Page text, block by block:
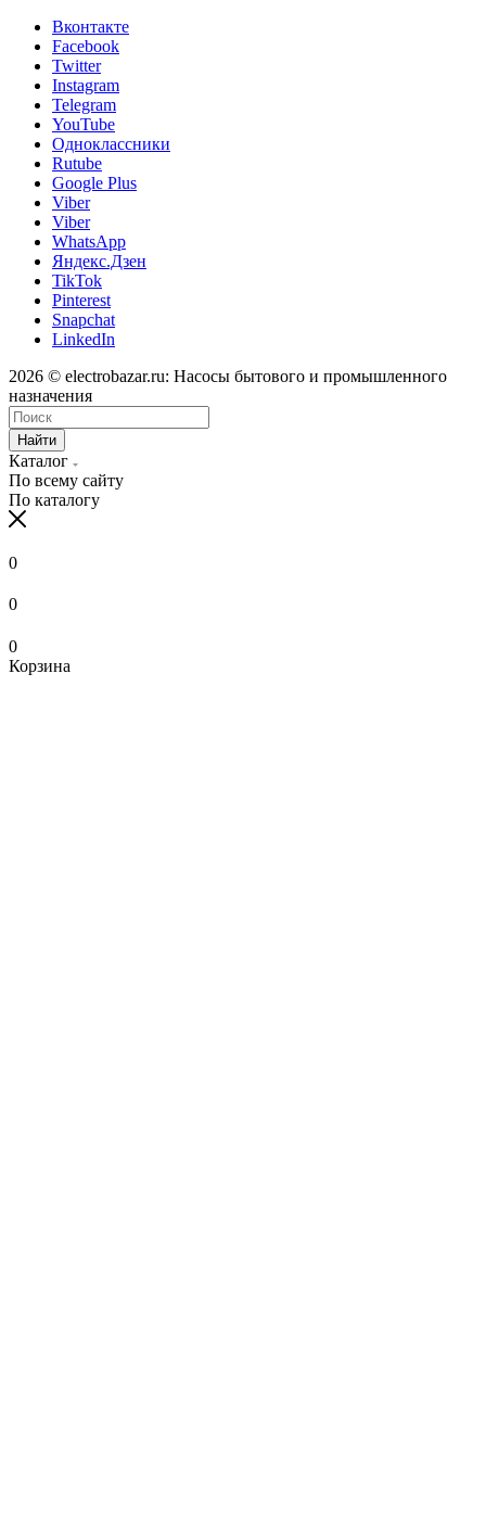
Вконтакте
Facebook
Twitter
Instagram
Telegram
YouTube
Одноклассники
Rutube
Google Plus
Viber
Viber
WhatsApp
Яндекс.Дзен
TikTok
Pinterest
Snapchat
LinkedIn
2026 © electrobazar.ru: Насосы бытового и промышленного
назначения
Найти
Каталог
По всему сайту
По каталогу
0
0
0
Корзина